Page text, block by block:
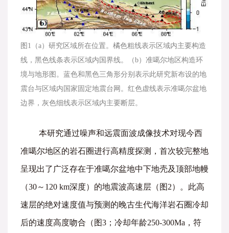
图1（a）研究区域所在位置。橘色粗线表示区域内主要构造
线，黑色线条表示区域内国界线。（b）准噶尔地区构造环
境与地形图。蓝色和黑色三角形分别表示此研究新布设的地
震台与区域内国家固定地震台网。红色虚线表示准噶尔盆地
边界，灰色细线表示区域内主要断层。
本研究通过噪声和远震面波成像技术对现今西
准噶尔地区的岩石圈进行高精度探测，首次较完整地
呈现出了广泛存在于准噶尔盆地中下地壳及顶部地幔
（30～120 km深度）的地震波高速层（图2）。此高
速层的绝对速度值与预测的晚古生代海洋岩石圈冷却
后的速度高度吻合（图3；冷却年龄250-300Ma，符